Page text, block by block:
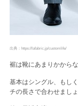
出典：https://lafabric.jp/customlife/
裾は靴にあまりかから
基本はシングル、もし
チの長さで合わせましょ